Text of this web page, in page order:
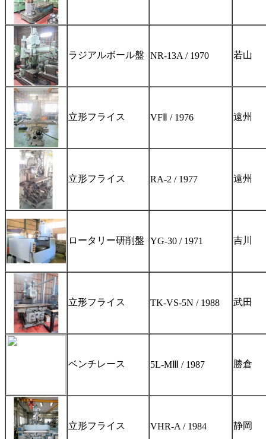
ラジアルボール盤 NR-13A / 1970 若山
立形フライス VFⅡ / 1976 遠州
立形フライス RA-2 / 1977 遠州
ロータリー研削盤 YG-30 / 1971 吉川
立形フライス TK-VS-5N / 1988 武田
ベンチレース 5L-MⅢ / 1987 勝倉
立形フライス VHR-A / 1984 静岡